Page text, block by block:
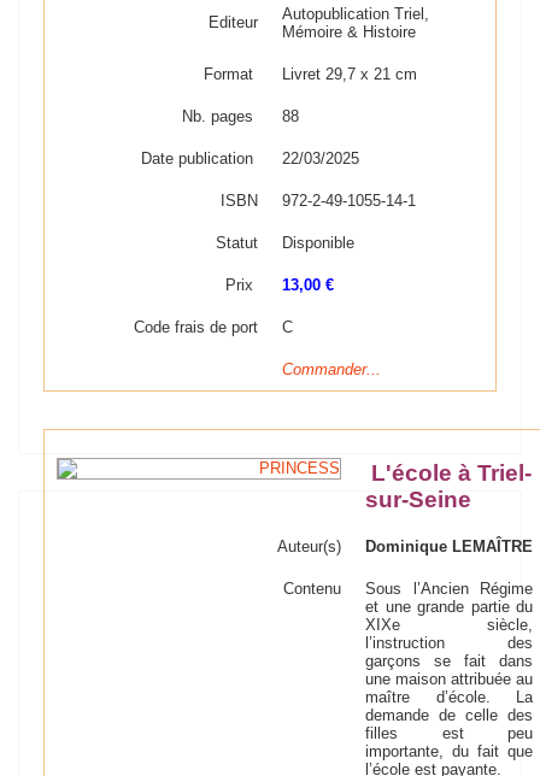
Editeur
Autopublication Triel,
Mémoire & Histoire
Format Livret 29,7 x 21 cm
Nb. pages 88
Date publication 22/03/2025
ISBN 972-2-49-1055-14-1
Statut Disponible
Prix 13,00 €
Code frais de port C
Commander...
L'école à Triel-
sur-Seine
Auteur(s) Dominique LEMAÎTRE
Contenu
Sous l’Ancien Régime
et une grande partie du
XIXe siècle,
l’instruction des
garçons se fait dans
une maison attribuée au
maître d’école. La
demande de celle des
filles est peu
importante, du fait que
l’école est payante.